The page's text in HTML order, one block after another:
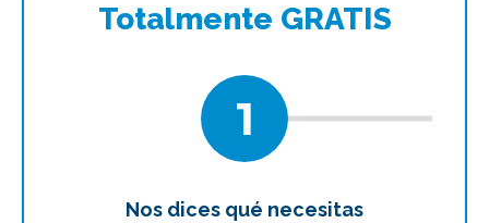
Totalmente GRATIS
1
Nos dices qué necesitas